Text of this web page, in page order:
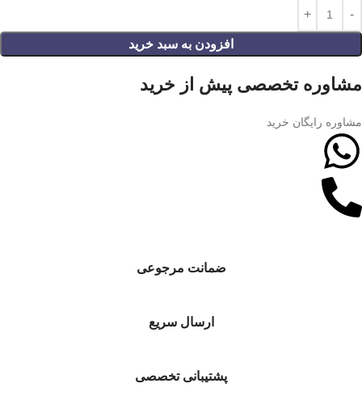
افزودن به سبد خرید
مشاوره تخصصی پیش از خرید
مشاوره رایگان خرید
ضمانت مرجوعی
ارسال سریع
پشتیبانی تخصصی